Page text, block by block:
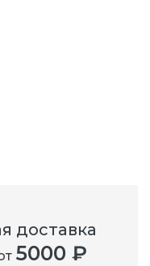
доставка
5000 ₽